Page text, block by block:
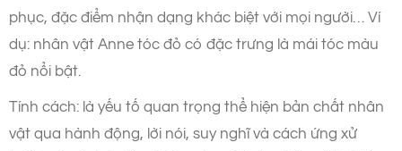
phục, đặc điểm nhận dạng khác biệt với mọi người… Ví
dụ: nhân vật Anne tóc đỏ có đặc trưng là mái tóc màu
đỏ nổi bật.
Tính cách: là yếu tố quan trọng thể hiện bản chất nhân
vật qua hành động, lời nói, suy nghĩ và cách ứng xử